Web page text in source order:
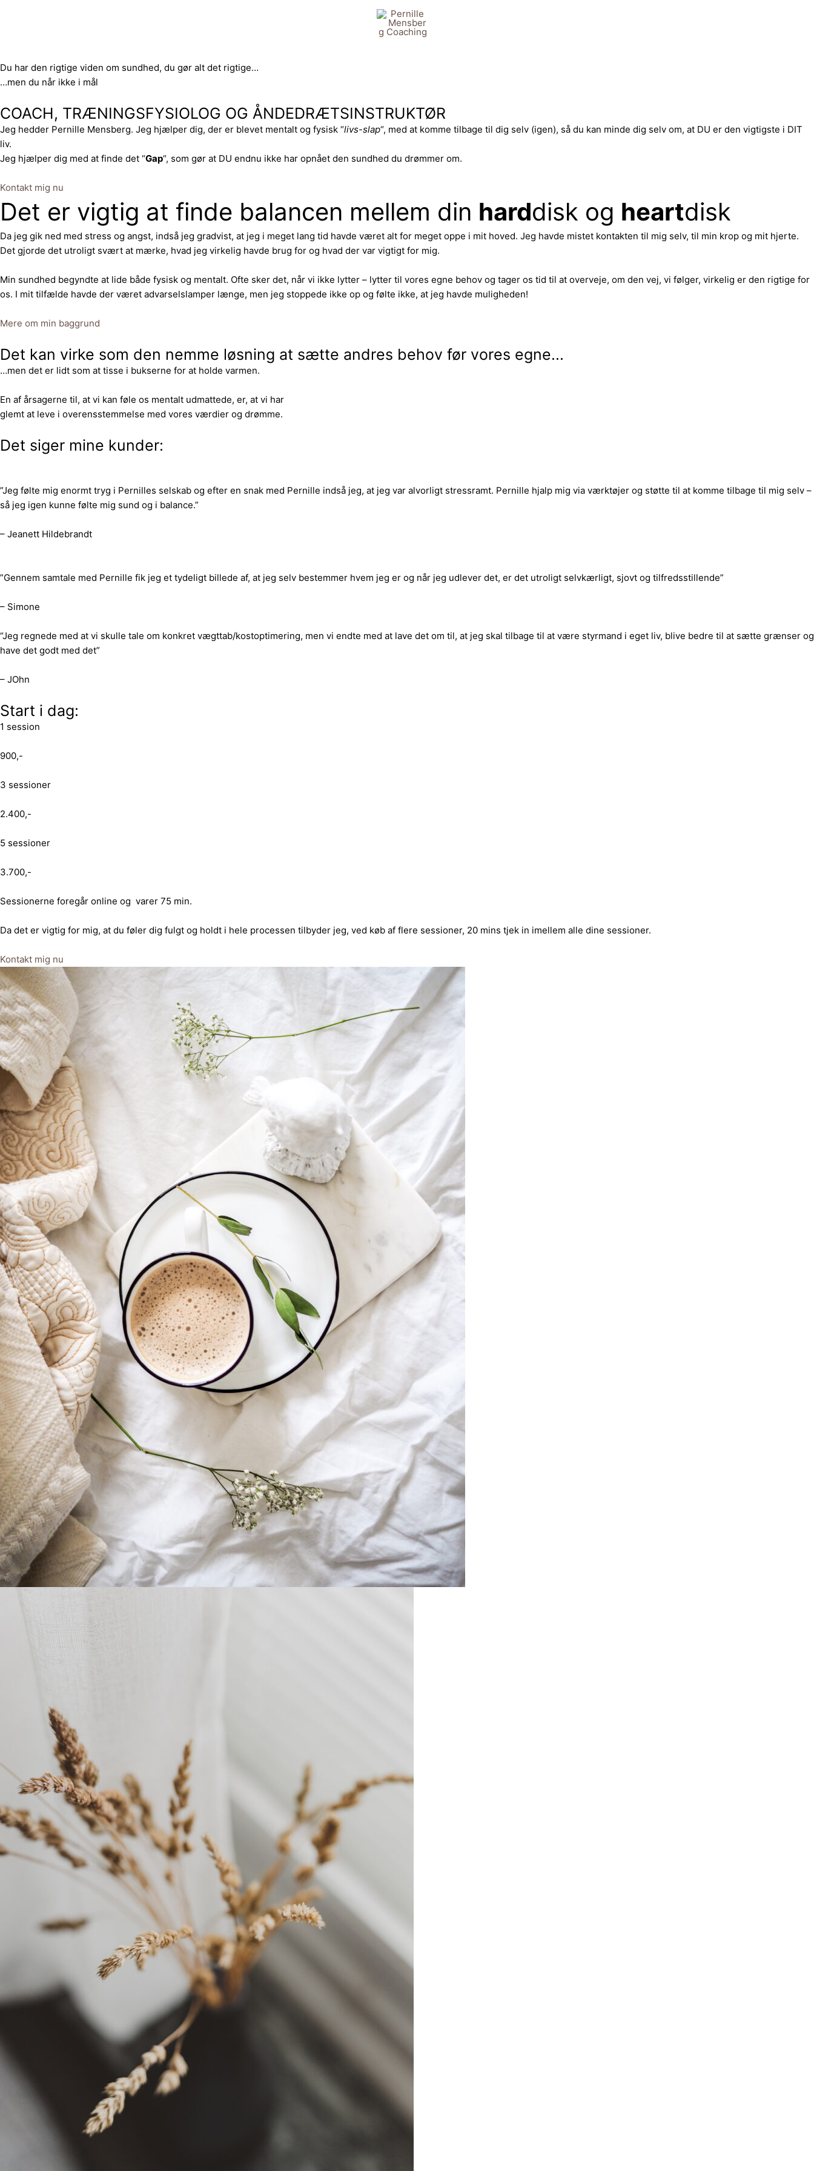
Du har den rigtige viden om sundhed, du gør alt det rigtige…
…men du når ikke i mål
COACH, TRÆNINGSFYSIOLOG OG ÅNDEDRÆTSINSTRUKTØR
Jeg hedder Pernille Mensberg. Jeg hjælper dig, der er blevet mentalt og fysisk “livs-slap“, med at komme tilbage til dig selv (igen), så du kan minde dig selv om, at DU er den vigtigste i DIT
liv.
Jeg hjælper dig med at finde det “Gap“, som gør at DU endnu ikke har opnået den sundhed du drømmer om.
Kontakt mig nu
Det er vigtig at finde balancen mellem din harddisk og heartdisk
Da jeg gik ned med stress og angst, indså jeg gradvist, at jeg i meget lang tid havde været alt for meget oppe i mit hoved. Jeg havde mistet kontakten til mig selv, til min krop og mit hjerte.
Det gjorde det utroligt svært at mærke, hvad jeg virkelig havde brug for og hvad der var vigtigt for mig.
Min sundhed begyndte at lide både fysisk og mentalt. Ofte sker det, når vi ikke lytter – lytter til vores egne behov og tager os tid til at overveje, om den vej, vi følger, virkelig er den rigtige for
os. I mit tilfælde havde der været advarselslamper længe, men jeg stoppede ikke op og følte ikke, at jeg havde muligheden!
Mere om min baggrund
Det kan virke som den nemme løsning at sætte andres behov før vores egne...
…men det er lidt som at tisse i bukserne for at holde varmen.
En af årsagerne til, at vi kan føle os mentalt udmattede, er, at vi har
glemt at leve i overensstemmelse med vores værdier og drømme.
Det siger mine kunder:
”Jeg følte mig enormt tryg i Pernilles selskab og efter en snak med Pernille indså jeg, at jeg var alvorligt stressramt. Pernille hjalp mig via værktøjer og støtte til at komme tilbage til mig selv –
så jeg igen kunne følte mig sund og i balance.”
– Jeanett Hildebrandt
”Gennem samtale med Pernille fik jeg et tydeligt billede af, at jeg selv bestemmer hvem jeg er og når jeg udlever det, er det utroligt selvkærligt, sjovt og tilfredsstillende”
– Simone
“Jeg regnede med at vi skulle tale om konkret vægttab/kostoptimering, men vi endte med at lave det om til, at jeg skal tilbage til at være styrmand i eget liv, blive bedre til at sætte grænser og
have det godt med det”
– JOhn
Start i dag:
1 session
900,-
3 sessioner
2.400,-
5 sessioner
3.700,-
Sessionerne foregår online og varer 75 min.
Da det er vigtig for mig, at du føler dig fulgt og holdt i hele processen tilbyder jeg, ved køb af flere sessioner, 20 mins tjek in imellem alle dine sessioner.
Kontakt mig nu